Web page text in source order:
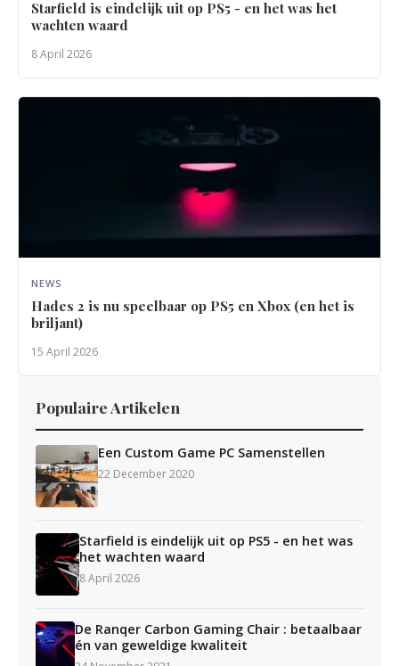
Starfield is eindelijk uit op PS5 - en het was het
wachten waard
8 April 2026
NEWS
Hades 2 is nu speelbaar op PS5 en Xbox (en het is
briljant)
15 April 2026
Populaire Artikelen
Een Custom Game PC Samenstellen
22 December 2020
Starfield is eindelijk uit op PS5 - en het was
het wachten waard
8 April 2026
De Ranqer Carbon Gaming Chair : betaalbaar
én van geweldige kwaliteit